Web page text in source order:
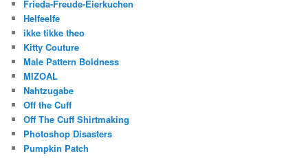
Frieda-Freude-Eierkuchen
Helfeelfe
ikke tikke theo
Kitty Couture
Male Pattern Boldness
MIZOAL
Nahtzugabe
Off the Cuff
Off The Cuff Shirtmaking
Photoshop Disasters
Pumpkin Patch